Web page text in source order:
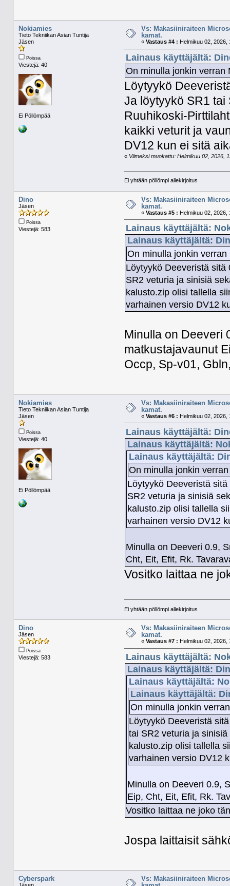
Nokiamies
Tieto Tekniikan Asian Tuntija
Jäsen
Poissa
Viestejä: 40
Ei Pöllömpää
Vs: Makasiiniraiteen
kamat.
« Vastaus #4 : Helmikuu 02, 2026,
Lainaus käyttäjältä:
On minulla jonkin verran
Löytyykö
Ja löytyykö SR1
Ruuhikoski-
kaikki veturit ja
DV12 kun ei sitä
« Viimeksi muokattu: Helmikuu 02, 2026,
Ei yhtään pöllömpi allekirjoitus
Dino
Jäsen
Poissa
Viestejä: 583
Vs: Makasiiniraiteen
kamat.
« Vastaus #5 : Helmikuu 02, 2026,
Lainaus käyttäjältä:
Lainaus käyttäjältä:
On minulla jonkin
Löytyykö Deeveristä
SR2 veturia ja sinisiä
kalusto.zip olisi tallella
varhainen versio DV12
Minulla on Deeveri
matkustajavaunut
Occp, Sp-v01,
Nokiamies
Tieto Tekniikan Asian Tuntija
Jäsen
Poissa
Viestejä: 40
Ei Pöllömpää
Vs: Makasiiniraiteen
kamat.
« Vastaus #6 : Helmikuu 02, 2026,
Lainaus käyttäjältä:
Lainaus käyttäjältä:
Lainaus käyttäjältä:
On minulla jonkin
Löytyykö Deeveristä
SR2 veturia ja sinisiä
kalusto.zip olisi tallella
varhainen versio DV12
Minulla on Deeveri 0.9,
Cht, Eit, Efit, Rk.
Vositko laittaa ne
Ei yhtään pöllömpi allekirjoitus
Dino
Jäsen
Poissa
Viestejä: 583
Vs: Makasiiniraiteen
kamat.
« Vastaus #7 : Helmikuu 02, 2026,
Lainaus käyttäjältä:
Lainaus käyttäjältä:
Lainaus käyttäjältä:
Lainaus käyttäjältä:
On minulla jonkin
Löytyykö Deeveristä
tai SR2 veturia ja
kalusto.zip olisi tallella
varhainen versio DV12
Minulla on Deeveri 0.9,
Eip, Cht, Eit, Efit, Rk.
Vositko laittaa ne joko
Jospa laittaisit
Cyberspark
Vs: Makasiiniraiteen